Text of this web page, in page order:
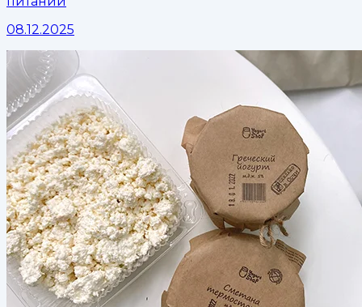
08.12.2025